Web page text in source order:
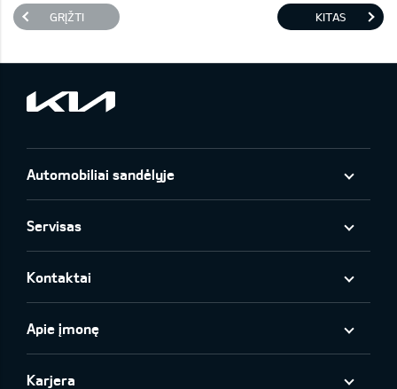
GRĮŽTI KITAS
Automobiliai sandėlyje
Servisas
Kontaktai
Apie įmonę
Karjera